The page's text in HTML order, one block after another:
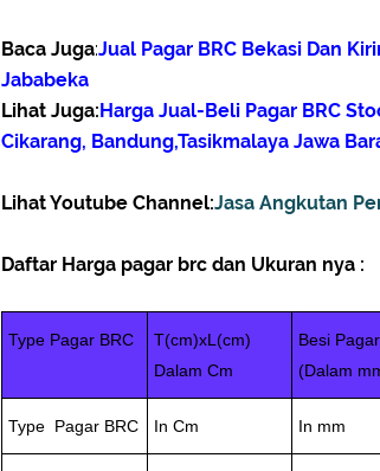
Baca Juga:Jual Pagar BRC Bekasi Dan
Jababeka
Lihat Juga:Harga Jual-Beli Pagar BRC
Cikarang, Bandung,Tasikmalaya Jawa
Lihat Youtube Channel:Jasa Angkutan
Daftar Harga pagar brc dan Ukuran nya :
Type Pagar BRC
T(cm)xL(cm)
Dalam Cm
Besi
(Dalam
Type Pagar BRC In Cm In mm